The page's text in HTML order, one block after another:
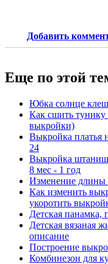
Добавить
Еще по этой
Юбка солнце
Как сшить
выкройки)
Выкройка платья
24
Выкройка
8 мес - 1 год
Изменение длины
Как изменить
укоротить
Детская
Детская вязаная
описание
Построение
Комбинезон для